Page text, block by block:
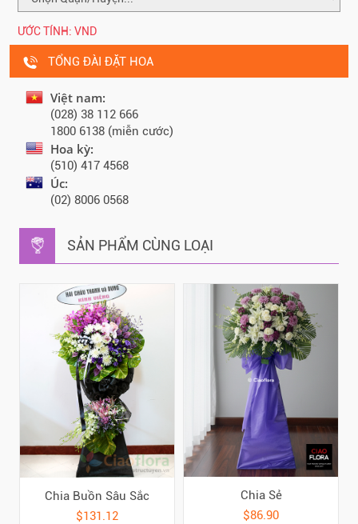
ƯỚC TÍNH: VND
TỔNG ĐÀI ĐẶT HOA
Việt nam:
(028) 38 112 666
1800 6138 (miễn cước)
Hoa kỳ:
(510) 417 4568
Úc:
(02) 8006 0568
SẢN PHẨM CÙNG LOẠI
Chia Buồn Sâu Sắc
$131.12
Chia Sẻ
$86.90